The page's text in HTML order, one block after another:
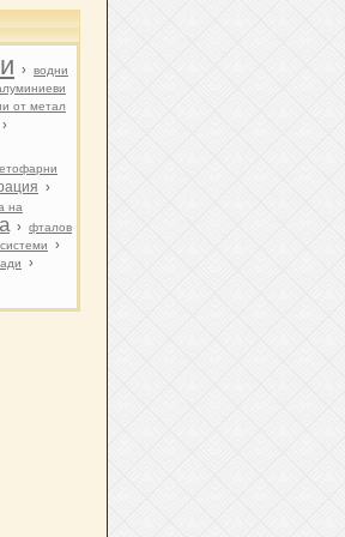
›
водни
от метал
›
›
на
›
фталов
›
›